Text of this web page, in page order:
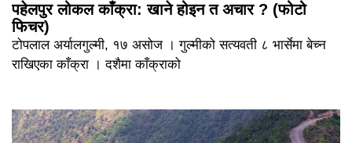
पहेलपुर लोकल काँक्रा: खाने होइन त अचार ? (फोटो
फिचर)
टोपलाल अर्यालगुल्मी, १७ असोज । गुल्मीको सत्यवती ८ भार्सेमा बेच्न
राखिएका काँक्रा । दशैमा काँक्राको